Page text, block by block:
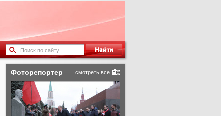
смотреть все
Фоторепортер